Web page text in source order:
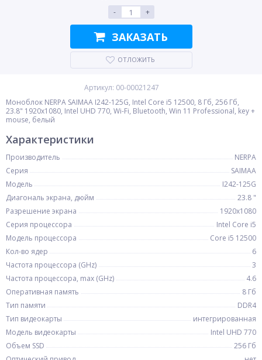
-
+
ЗАКАЗАТЬ
ОТЛОЖИТЬ
Артикул: 00-00021247
Моноблок NERPA SAIMAA I242-125G, Intel Core i5 12500, 8 Гб, 256 Гб,
23.8" 1920x1080, Intel UHD 770, Wi-Fi, Bluetooth, Win 11 Professional, key +
mouse, белый
Характеристики
Производитель
NERPA
Серия
SAIMAA
Модель
I242-125G
Диагональ экрана, дюйм
23.8 "
Разрешение экрана
1920x1080
Серия процессора
Intel Core i5
Модель процессора
Core i5 12500
Кол-во ядер
6
Частота процессора (GHz)
3
Частота процессора, max (GHz)
4.6
Оперативная память
8 Гб
Тип памяти
DDR4
Тип видеокарты
интегрированная
Модель видеокарты
Intel UHD 770
Объем SSD
256 Гб